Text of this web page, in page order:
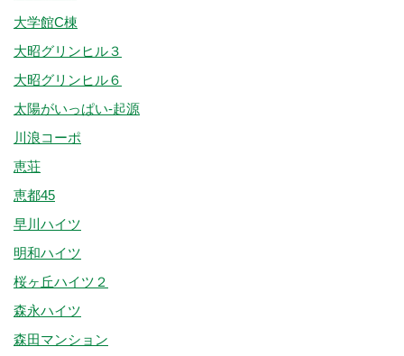
大学館C棟
大昭グリンヒル３
大昭グリンヒル６
太陽がいっぱい-起源
川浪コーポ
恵荘
恵都45
早川ハイツ
明和ハイツ
桜ヶ丘ハイツ２
森永ハイツ
森田マンション